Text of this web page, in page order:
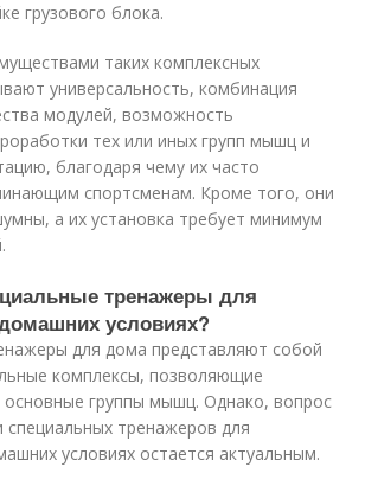
грузового блока.
таких комплексных
универсальность, комбинация
модулей, возможность
тех или иных групп мышц и
благодаря чему их часто
спортсменам. Кроме того, они
а их установка требует минимум
тренажеры для
условиях?
для дома представляют собой
комплексы, позволяющие
основные группы мышц. Однако, вопрос
тренажеров для
условиях остается актуальным.